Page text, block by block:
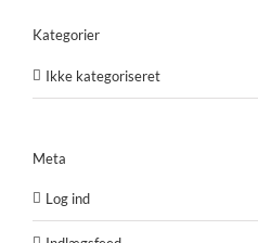
Kategorier
Ikke kategoriseret
Meta
Log ind